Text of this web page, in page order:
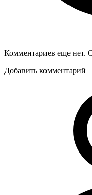
Комментариев еще нет.
Добавить комментарий